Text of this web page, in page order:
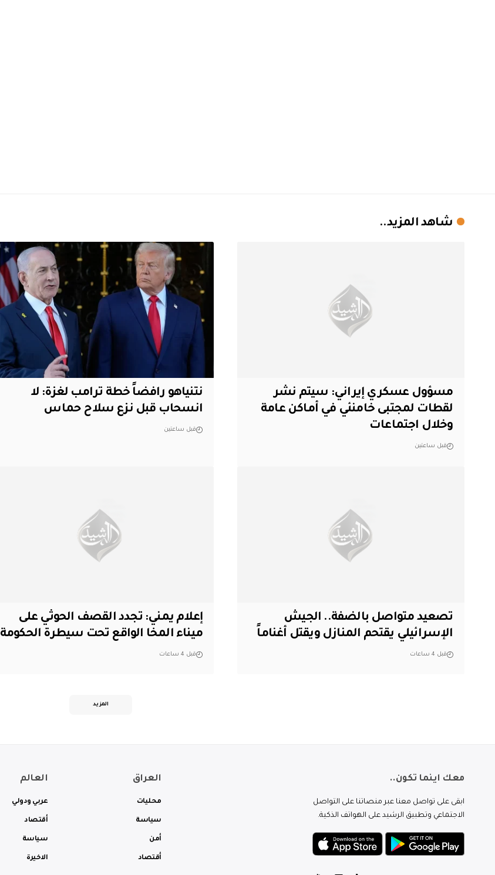
شاهد المزيد..
مسؤول عسكري إيراني: سيتم نشر
لقطات لمجتبى خامنئي في أماكن عامة
وخلال اجتماعات
قبل ساعتين
نتنياهو رافضاً خطة ترامب لغزة: لا
انسحاب قبل نزع سلاح حماس
قبل ساعتين
تصعيد متواصل بالضفة.. الجيش
الإسرائيلي يقتحم المنازل ويقتل أغناماً
قبل 4 ساعات
إعلام يمني: تجدد القصف الحوثي على
ميناء المخا الواقع تحت سيطرة الحكومة
قبل 4 ساعات
المزيد
معك اينما تكون..
ابقى على تواصل معنا عبر منصاتنا على التواصل
الاجتماعي وتطبيق الرشيد على الهواتف الذكية.
العراق
محليات
سياسة
أمن
أقتصاد
العالم
عربي ودولي
أقتصاد
سياسة
الاخيرة